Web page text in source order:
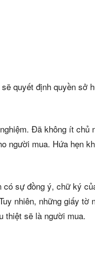
cập nhật
quyết định quyền sở
Đã không ít chủ
người mua. Hứa hẹn
sự đồng ý, chữ ký
nhiên, những giấy tờ
thiệt sẽ là người mua.